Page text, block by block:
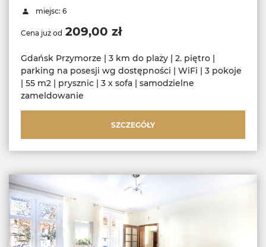
miejsc: 6
Cena już od 209,00 zł
Gdańsk Przymorze | 3 km do plaży | 2. piętro |
parking na posesji wg dostępności | WiFi | 3 pokoje
| 55 m2 | prysznic | 3 x sofa | samodzielne
zameldowanie
SZCZEGÓŁY